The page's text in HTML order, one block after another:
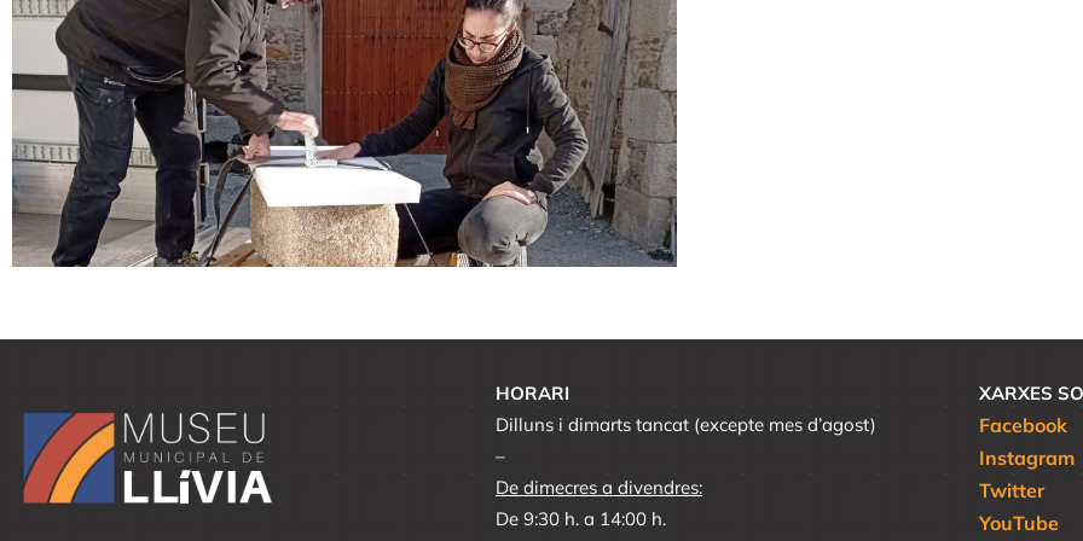
HORARI
Dilluns i dimarts tancat (excepte mes d’agost)
–
De dimecres a divendres:
De 9:30 h. a 14:00 h.
XARXES
Facebook
Instagram
Twitter
YouTube